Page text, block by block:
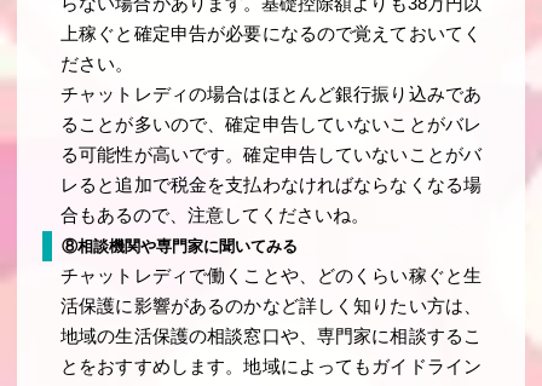
らない場合があります。基礎控除額よりも38万円以
上稼ぐと確定申告が必要になるので覚えておいてく
ださい。
チャットレディの場合はほとんど銀行振り込みであ
ることが多いので、確定申告していないことがバレ
る可能性が高いです。確定申告していないことがバ
レると追加で税金を支払わなければならなくなる場
合もあるので、注意してくださいね。
⑧相談機関や専門家に聞いてみる
チャットレディで働くことや、どのくらい稼ぐと生
活保護に影響があるのかなど詳しく知りたい方は、
地域の生活保護の相談窓口や、専門家に相談するこ
とをおすすめします。地域によってもガイドライン